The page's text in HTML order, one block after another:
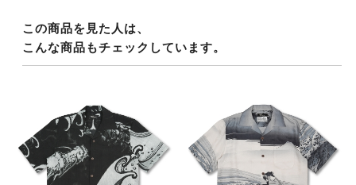
この商品を見た人は、
こんな商品もチェックしています。